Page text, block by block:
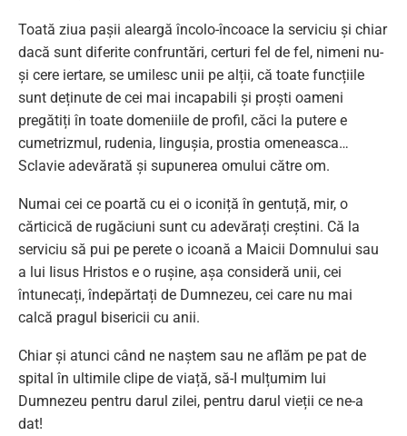
Toată ziua pașii aleargă încolo-încoace la serviciu și chiar
dacă sunt diferite confruntări, certuri fel de fel, nimeni nu-
și cere iertare, se umilesc unii pe alții, că toate funcțiile
sunt deținute de cei mai incapabili și proști oameni
pregătiți în toate domeniile de profil, căci la putere e
cumetrizmul, rudenia, lingușia, prostia omeneasca…
Sclavie adevărată și supunerea omului către om.
Numai cei ce poartă cu ei o iconiță în gentuță, mir, o
cărticică de rugăciuni sunt cu adevărați creștini. Că la
serviciu să pui pe perete o icoană a Maicii Domnului sau
a lui Iisus Hristos e o rușine, așa consideră unii, cei
întunecați, îndepărtați de Dumnezeu, cei care nu mai
calcă pragul bisericii cu anii.
Chiar și atunci când ne naștem sau ne aflăm pe pat de
spital în ultimile clipe de viață, să-I mulțumim lui
Dumnezeu pentru darul zilei, pentru darul vieții ce ne-a
dat!